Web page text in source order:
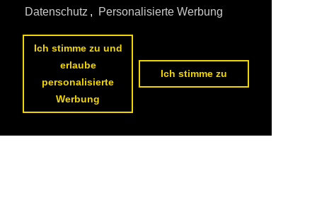
Datenschutz , Personalisierte Werbung
Ich stimme zu und
erlaube
personalisierte
Werbung
Ich stimme zu